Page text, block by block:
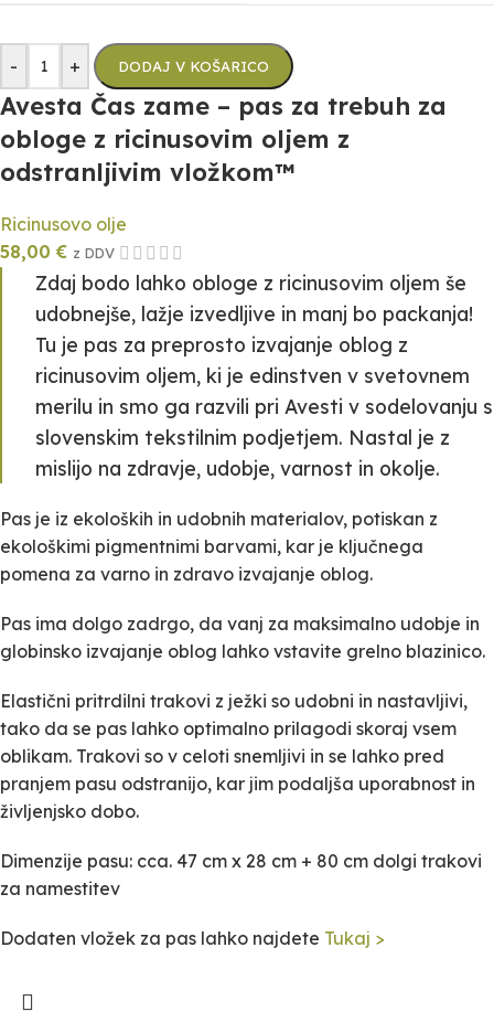
- + DODAJ V KOŠARICO
Avesta Čas zame – pas za trebuh za
obloge z ricinusovim oljem z
odstranljivim vložkom™
Ricinusovo olje
58,00€ z DDV
Zdaj bodo lahko obloge z ricinusovim oljem še
udobnejše, lažje izvedljive in manj bo packanja!
Tu je pas za preprosto izvajanje oblog z
ricinusovim oljem, ki je edinstven v svetovnem
merilu in smo ga razvili pri Avesti v sodelovanju s
slovenskim tekstilnim podjetjem. Nastal je z
mislijo na zdravje, udobje, varnost in okolje.
Pas je iz ekoloških in udobnih materialov, potiskan z
ekološkimi pigmentnimi barvami, kar je ključnega
pomena za varno in zdravo izvajanje oblog.
Pas ima dolgo zadrgo, da vanj za maksimalno udobje in
globinsko izvajanje oblog lahko vstavite grelno blazinico.
Elastični pritrdilni trakovi z ježki so udobni in nastavljivi,
tako da se pas lahko optimalno prilagodi skoraj vsem
oblikam. Trakovi so v celoti snemljivi in se lahko pred
pranjem pasu odstranijo, kar jim podaljša uporabnost in
življenjsko dobo.
Dimenzije pasu: cca. 47 cm x 28 cm + 80 cm dolgi trakovi
za namestitev
Dodaten vložek za pas lahko najdete Tukaj >